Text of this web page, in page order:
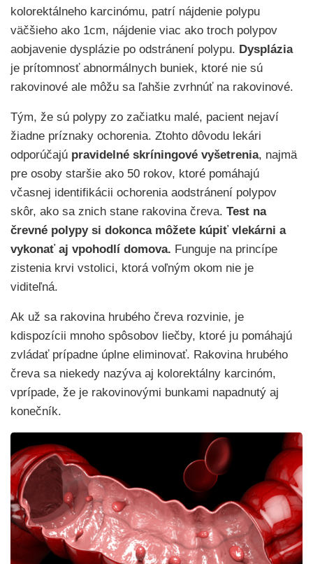
kolorektálneho karcinómu, patrí nájdenie polypu
väčšieho ako 1cm, nájdenie viac ako troch polypov
aobjavenie dysplázie po odstránení polypu. Dysplázia
je prítomnosť abnormálnych buniek, ktoré nie sú
rakovinové ale môžu sa ľahšie zvrhnúť na rakovinové.
Tým, že sú polypy zo začiatku malé, pacient nejaví
žiadne príznaky ochorenia. Ztohto dôvodu lekári
odporúčajú pravidelné skríningové vyšetrenia, najmä
pre osoby staršie ako 50 rokov, ktoré pomáhajú
včasnej identifikácii ochorenia aodstránení polypov
skôr, ako sa znich stane rakovina čreva. Test na
črevné polypy si dokonca môžete kúpiť vlekárni a
vykonať aj vpohodlí domova. Funguje na princípe
zistenia krvi vstolici, ktorá voľným okom nie je
viditeľná.
Ak už sa rakovina hrubého čreva rozvinie, je
kdispozícii mnoho spôsobov liečby, ktoré ju pomáhajú
zvládať prípadne úplne eliminovať. Rakovina hrubého
čreva sa niekedy nazýva aj kolorektálny karcinóm,
vprípade, že je rakovinovými bunkami napadnutý aj
konečník.